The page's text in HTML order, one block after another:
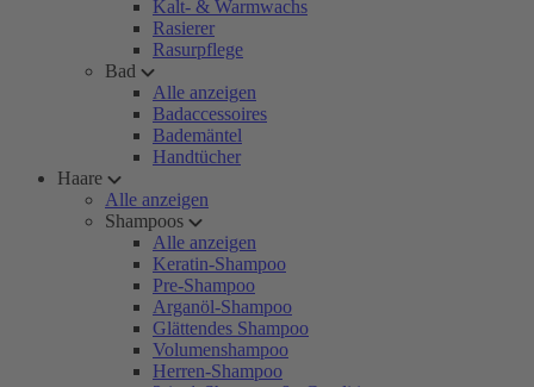
Kalt- & Warmwachs
Rasierer
Rasurpflege
Bad
Alle anzeigen
Badaccessoires
Bademäntel
Handtücher
Haare
Alle anzeigen
Shampoos
Alle anzeigen
Keratin-Shampoo
Pre-Shampoo
Arganöl-Shampoo
Glättendes Shampoo
Volumenshampoo
Herren-Shampoo